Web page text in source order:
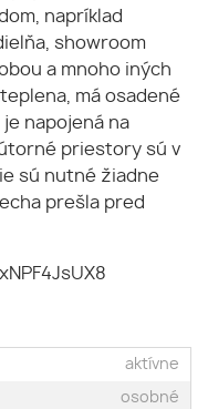
napríklad
showroom
a mnoho iných
má osadené
napojená na
priestory sú v
sú nutné žiadne
prešla pred
aktívne
osobné